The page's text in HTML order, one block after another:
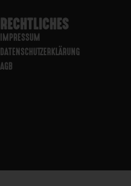
RECHTLICHES
IMPRESSUM
DATENSCHUTZERKLÄRUNG
AGB